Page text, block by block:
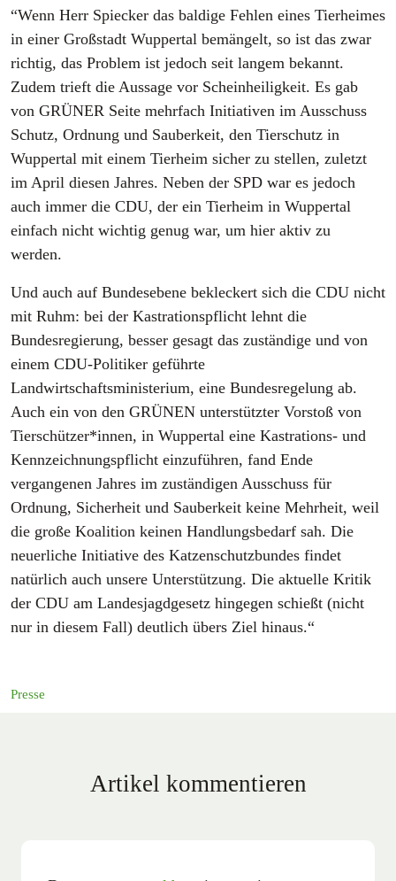
“Wenn Herr Spiecker das baldige Fehlen eines Tierheimes
in einer Großstadt Wuppertal bemängelt, so ist das zwar
richtig, das Problem ist jedoch seit langem bekannt.
Zudem trieft die Aussage vor Scheinheiligkeit. Es gab
von GRÜNER Seite mehrfach Initiativen im Ausschuss
Schutz, Ordnung und Sauberkeit, den Tierschutz in
Wuppertal mit einem Tierheim sicher zu stellen, zuletzt
im April diesen Jahres. Neben der SPD war es jedoch
auch immer die CDU, der ein Tierheim in Wuppertal
einfach nicht wichtig genug war, um hier aktiv zu
werden.
Und auch auf Bundesebene bekleckert sich die CDU nicht
mit Ruhm: bei der Kastrationspflicht lehnt die
Bundesregierung, besser gesagt das zuständige und von
einem CDU-Politiker geführte
Landwirtschaftsministerium, eine Bundesregelung ab.
Auch ein von den GRÜNEN unterstützter Vorstoß von
Tierschützer*innen, in Wuppertal eine Kastrations- und
Kennzeichnungspflicht einzuführen, fand Ende
vergangenen Jahres im zuständigen Ausschuss für
Ordnung, Sicherheit und Sauberkeit keine Mehrheit, weil
die große Koalition keinen Handlungsbedarf sah. Die
neuerliche Initiative des Katzenschutzbundes findet
natürlich auch unsere Unterstützung. Die aktuelle Kritik
der CDU am Landesjagdgesetz hingegen schießt (nicht
nur in diesem Fall) deutlich übers Ziel hinaus.“
Presse
Artikel kommentieren